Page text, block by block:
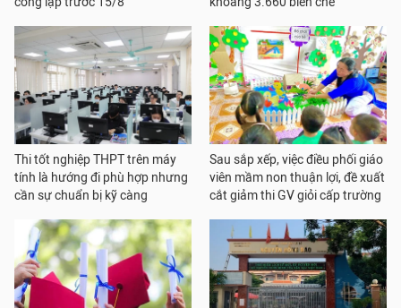
Thi tốt nghiệp THPT trên máy
tính là hướng đi phù hợp nhưng
cần sự chuẩn bị kỹ càng
Sau sắp xếp, việc điều phối giáo
viên mầm non thuận lợi, đề xuất
cắt giảm thi GV giỏi cấp trường